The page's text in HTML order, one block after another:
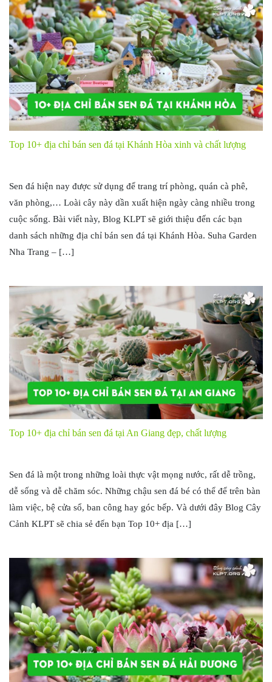
Top 10+ địa chỉ bán sen đá tại Khánh Hòa xinh và chất lượng
Sen đá hiện nay được sử dụng để trang trí phòng, quán cà phê,
văn phòng,… Loài cây này dần xuất hiện ngày càng nhiều trong
cuộc sống. Bài viết này, Blog KLPT sẽ giới thiệu đến các bạn
danh sách những địa chỉ bán sen đá tại Khánh Hòa. Suha Garden
Nha Trang – […]
Top 10+ địa chỉ bán sen đá tại An Giang đẹp, chất lượng
Sen đá là một trong những loài thực vật mọng nước, rất dễ trồng,
dễ sống và dễ chăm sóc. Những chậu sen đá bé có thể để trên bàn
làm việc, bệ cửa sổ, ban công hay góc bếp. Và dưới đây Blog Cây
Cảnh KLPT sẽ chia sẻ đến bạn Top 10+ địa […]